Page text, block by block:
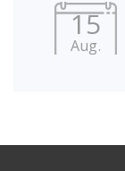
15
Aug.